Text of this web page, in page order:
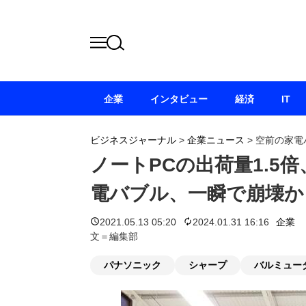
ビジネスジャーナル > 企業ニュース > 空前の家
ノートPCの出荷量1.5
電バブル、一瞬で崩壊か
2021.05.13 05:20 2024.01.31 16:16
企業
文＝編集部
パナソニック シャープ バルミュー
企業 インタビュー 経済 IT